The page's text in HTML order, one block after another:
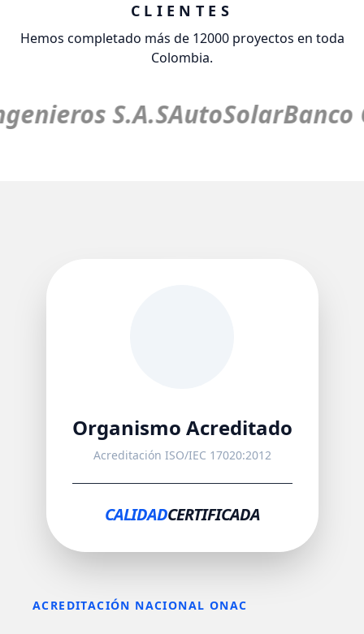
CLIENTES
Hemos completado más de 12000 proyectos en toda
Colombia.
S.A.SAutoSolarBanco
ACREDITACIÓN NACIONAL ONAC
Organismo Acreditado
Acreditación ISO/IEC 17020:2012
CALIDADCERTIFICADA